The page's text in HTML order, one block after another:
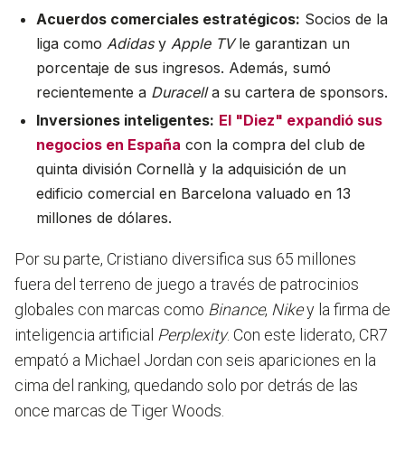
Acuerdos comerciales estratégicos: Socios de la
liga como Adidasy Apple TVle garantizan un
porcentaje de sus ingresos. Además, sumó
recientemente a Duracella su cartera de sponsors.
Inversiones inteligentes: El "Diez" expandió sus
negocios en España con la compra del club de
quinta división Cornellà y la adquisición de un
edificio comercial en Barcelona valuado en 13
millones de dólares.
Por su parte, Cristiano diversifica sus 65 millones
fuera del terreno de juego a través de patrocinios
globales con marcas como Binance, Nikey la firma de
inteligencia artificial Perplexity. Con este liderato, CR7
empató a Michael Jordan con seis apariciones en la
cima del ranking, quedando solo por detrás de las
once marcas de Tiger Woods.